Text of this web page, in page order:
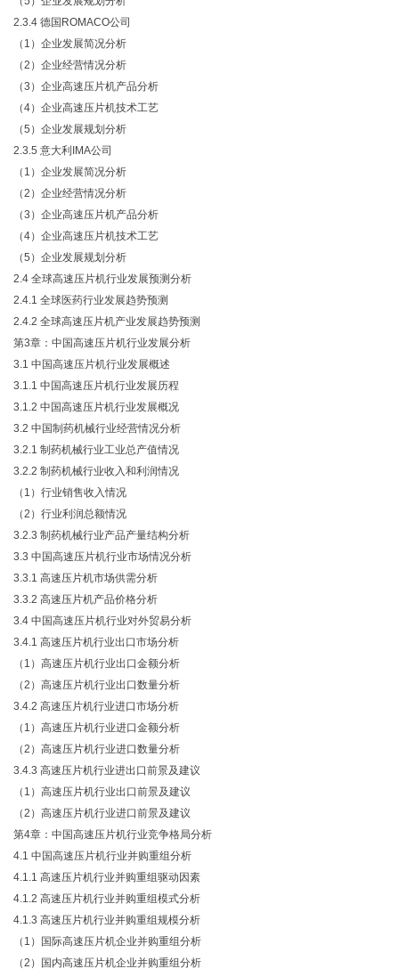
2.3.4 德国ROMACO公司
（ 1）企业发展简况分析
（2）企业经营情况分析
（3）企业高速压片机产品分析
（4）企业高速压片机技术工艺
（5）企业发展规划分析
2.3.5 意大利IMA公司
（ 1）企业发展简况分析
（2）企业经营情况分析
（3）企业高速压片机产品分析
（4）企业高速压片机技术工艺
（5）企业发展规划分析
2.4 全球高速压片机行业发展预测分析
2.4.1 全球医药行业发展趋势预测
2.4.2 全球高速压片机产业发展趋势预测
第3章：中国高速压片机行业发展分析
3.1 中国高速压片机行业发展概述
3.1.1 中国高速压片机行业发展历程
3.1.2 中国高速压片机行业发展概况
3.2 中国制药机械行业经营情况分析
3.2.1 制药机械行业工业总产值情况
3.2.2 制药机械行业收入和利润情况
（ 1）行业销售收入情况
（2）行业利润总额情况
3.2.3 制药机械行业产品产量结构分析
3.3 中国高速压片机行业市场情况分析
3.3.1 高速压片机市场供需分析
3.3.2 高速压片机产品价格分析
3.4 中国高速压片机行业对外贸易分析
3.4.1 高速压片机行业出口市场分析
（ 1）高速压片机行业出口金额分析
（2）高速压片机行业出口数量分析
3.4.2 高速压片机行业进口市场分析
（ 1）高速压片机行业进口金额分析
（2）高速压片机行业进口数量分析
3.4.3 高速压片机行业进出口前景及建议
（ 1）高速压片机行业出口前景及建议
（2）高速压片机行业进口前景及建议
第4章：中国高速压片机行业竞争格局分析
4.1 中国高速压片机行业并购重组分析
4.1.1 高速压片机行业并购重组驱动因素
4.1.2 高速压片机行业并购重组模式分析
4.1.3 高速压片机行业并购重组规模分析
（ 1）国际高速压片机企业并购重组分析
（2）国内高速压片机企业并购重组分析